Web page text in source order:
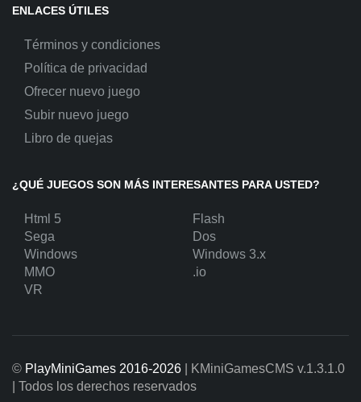
ENLACES ÚTILES
Términos y condiciones
Política de privacidad
Ofrecer nuevo juego
Subir nuevo juego
Libro de quejas
¿QUÉ JUEGOS SON MÁS INTERESANTES PARA USTED?
Html 5
Flash
Sega
Dos
Windows
Windows 3.x
MMO
.io
VR
© PlayMiniGames 2016-2026 | KMiniGamesCMS v.1.3.1.0
| Todos los derechos reservados